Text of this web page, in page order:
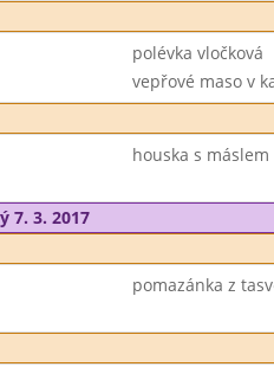
polévka vločková
vepřové maso v
houska s
7. 3. 2017
pomazánka z